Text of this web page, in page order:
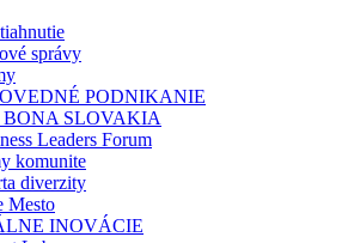
správy
PODNIKANIE
SLOVAKIA
Leaders Forum
komunite
diverzity
Mesto
INOVÁCIE